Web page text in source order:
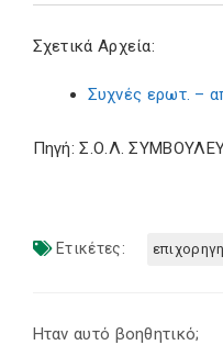
Σχετικά Αρχεία:
Συχνές ερωτ. –
Πηγή: Σ.Ο.Λ.
Ετικέτες:
Ηταν αυτό βοηθητικό;